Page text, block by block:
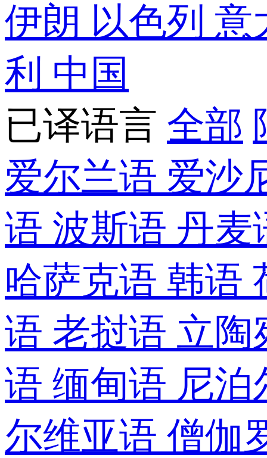
伊朗 以色列 意
利 中国
已译语言 全部
爱尔兰语 爱沙
语 波斯语 丹
哈萨克语 韩语
语 老挝语 立
语 缅甸语 尼
尔维亚语 僧伽